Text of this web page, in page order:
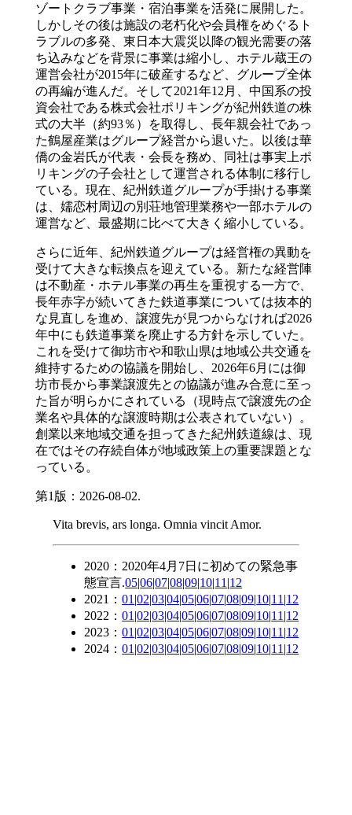
ゾートクラブ事業・宿泊事業を活発に展開した。
しかしその後は施設の老朽化や会員権をめぐるト
ラブルの多発、東日本大震災以降の観光需要の落
ち込みなどを背景に事業は縮小し、ホテル蔵王の
運営会社が2015年に破産するなど、グループ全体
の再編が進んだ。そして2021年12月、中国系の投
資会社である株式会社ポリキングが紀州鉄道の株
式の大半（約93％）を取得し、長年親会社であっ
た鶴屋産業はグループ経営から退いた。以後は華
僑の金岩氏が代表・会長を務め、同社は事実上ポ
リキングの子会社として運営される体制に移行し
ている。現在、紀州鉄道グループが手掛ける事業
は、嬬恋村周辺の別荘地管理業務や一部ホテルの
運営など、最盛期に比べて大きく縮小している。
さらに近年、紀州鉄道グループは経営権の異動を
受けて大きな転換点を迎えている。新たな経営陣
は不動産・ホテル事業の再生を重視する一方で、
長年赤字が続いてきた鉄道事業については抜本的
な見直しを進め、譲渡先が見つからなければ2026
年中にも鉄道事業を廃止する方針を示していた。
これを受けて御坊市や和歌山県は地域公共交通を
維持するための協議を開始し、2026年6月には御
坊市長から事業譲渡先との協議が進み合意に至っ
た旨が明らかにされている（現時点で譲渡先の企
業名や具体的な譲渡時期は公表されていない）。
創業以来地域交通を担ってきた紀州鉄道線は、現
在ではその存続自体が地域政策上の重要課題とな
っている。
第1版：2026-08-02.
Vita brevis, ars longa. Omnia vincit Amor.
2020：2020年4月7日に初めての緊急事
態宣言.05|06|07|08|09|10|11|12
2021：01|02|03|04|05|06|07|08|09|10|11|12
2022：01|02|03|04|05|06|07|08|09|10|11|12
2023：01|02|03|04|05|06|07|08|09|10|11|12
2024：01|02|03|04|05|06|07|08|09|10|11|12